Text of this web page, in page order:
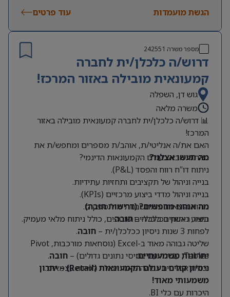
הגשת מועמדות עוד פרטים
מספר משרה 242551
דרוש/ה כלכלן/ית לחברה
קמעונאית מובילה באזור המרכז!
גוש דן, השפלה
משרה מלאה
📊 דרוש/ה כלכלן/ית לחברה קמעונאית מובילה באזור
המרכז!
האם את/ה אנליטי/ת, אוהב/ת מספרים ומחפש/ת את
האתגר הבא בעולם הקמעונאות הדינמי?
מה תעשו אצלנו?
ניתוח דו”ח רווח והפסד (P&L).
בנייה וניהול של תקציבים ותחזיות עתידיות.
בנייה וניהול מדדי ביצוע מרכזיים (KPIs).
ניתוח הוצאות והתחשבנות מול ספקים.
ביצוע ניתוחים כלכליים שוטפים, כולל ניתוח מלאי מעמיק.
מה אנחנו מחפשים? (דרישות חובה)
תואר ראשון בכלכלה –חובה.
לפחות 3 שנות ניסיון ככלכלן/ית –
חובה.
שליטה גבוהה מאוד ב-Excel (נוסחאות מורכבות, Pivot
Tables, עבודה עם בסיסי נתונים גדולים) –
חובה.
יכולת אנליטית גבוהה מאוד ויכולת למידה עצמאית.
יתרונות משמעותיים:
ניסיון קודם בעולם הקמעונאות (Retail) – יתרון
משמעותי מאוד!
היכרות עם כלי BI.